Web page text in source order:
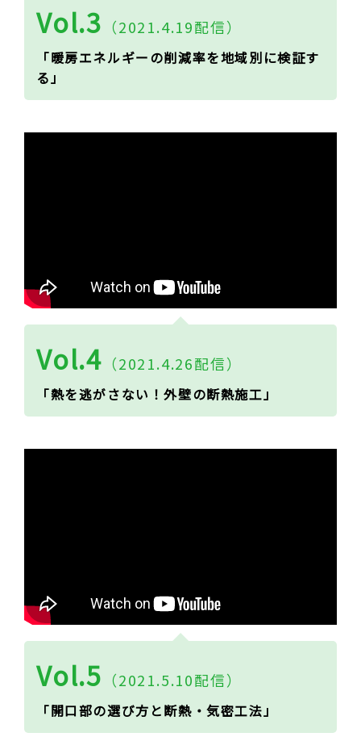
Vol.3 （2021.4.19配信）
「暖房エネルギーの削減率を地域別に検証す
る」
Vol.4 （2021.4.26配信）
「熱を逃がさない！外壁の断熱施工」
Vol.5 （2021.5.10配信）
「開口部の選び方と断熱・気密工法」